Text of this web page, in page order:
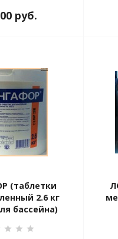
руб.
(таблетки
2.6 кг
бассейна)